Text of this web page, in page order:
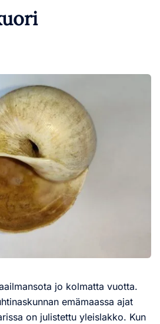
jo kolmatta vuotta.
emämaassa ajat
on julistettu yleislakko. Kun